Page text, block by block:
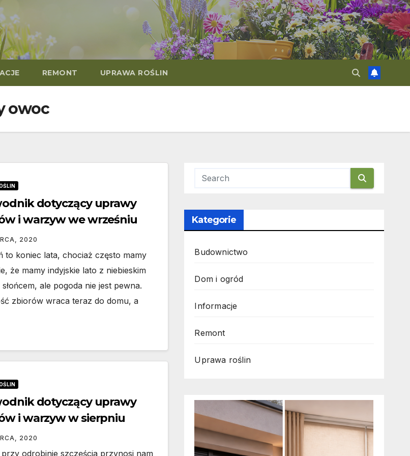
REMONT UPRAWA ROŚLIN
owoc
dotyczący uprawy
i warzyw we wrześniu
2020
to koniec lata, chociaż często mamy
że mamy indyjskie lato z niebieskim
słońcem, ale pogoda nie jest pewna.
zbiorów wraca teraz do domu, a
dotyczący uprawy
i warzyw w sierpniu
2020
przy odrobinie szczęścia przynosi nam
Kategorie
Budownictwo
Dom i ogród
Informacje
Remont
Uprawa roślin